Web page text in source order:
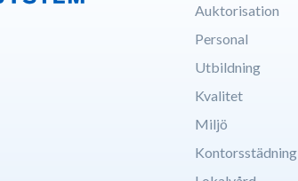
Auktorisation
Personal
Utbildning
Kvalitet
Miljö
Kontorsstädning